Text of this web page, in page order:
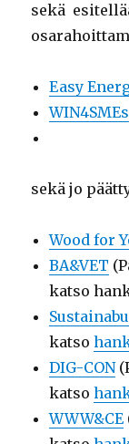
sekä
Easy
WIN4SMEs
sekä jo
Wood for
BA&VET
katso
katso
DIG-CON
katso
WWW&CE